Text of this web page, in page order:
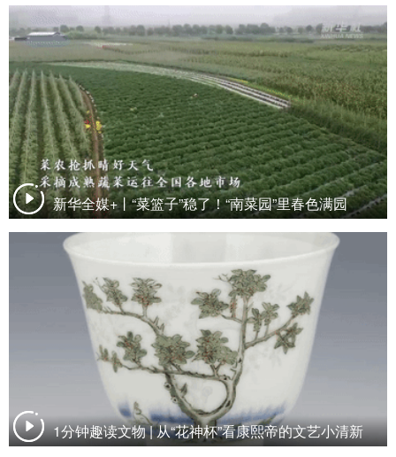
新华全媒+丨“菜篮子”稳了！“南菜园”里春色满园
1分钟趣读文物 | 从“花神杯”看康熙帝的文艺小清新